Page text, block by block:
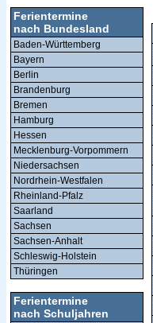
Ferientermine
nach Bundesland
Baden-Württemberg
Bayern
Berlin
Brandenburg
Bremen
Hamburg
Hessen
Mecklenburg-Vorpommern
Niedersachsen
Nordrhein-Westfalen
Rheinland-Pfalz
Saarland
Sachsen
Sachsen-Anhalt
Schleswig-Holstein
Thüringen
Ferientermine
nach Schuljahren